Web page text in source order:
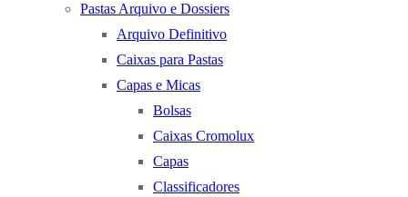
Pastas Arquivo e Dossiers
Arquivo Definitivo
Caixas para Pastas
Capas e Micas
Bolsas
Caixas Cromolux
Capas
Classificadores